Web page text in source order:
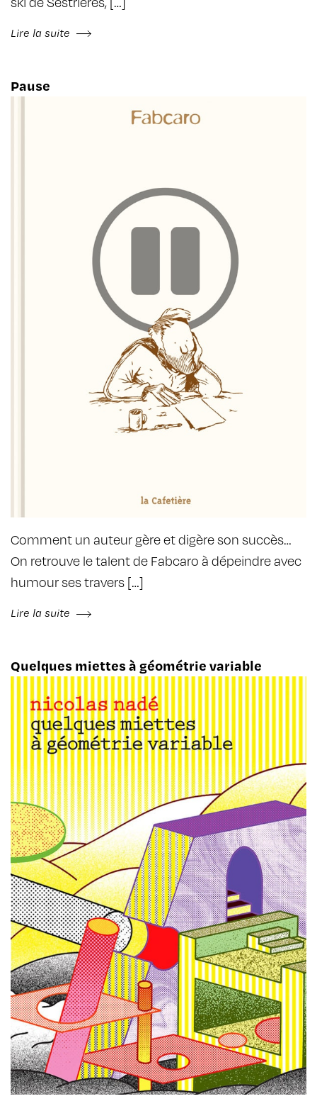
Lire la suite
Pause
Comment un auteur gère et digère son succès…
On retrouve le talent de Fabcaro à dépeindre avec
humour ses travers […]
Lire la suite
Quelques miettes à géométrie variable